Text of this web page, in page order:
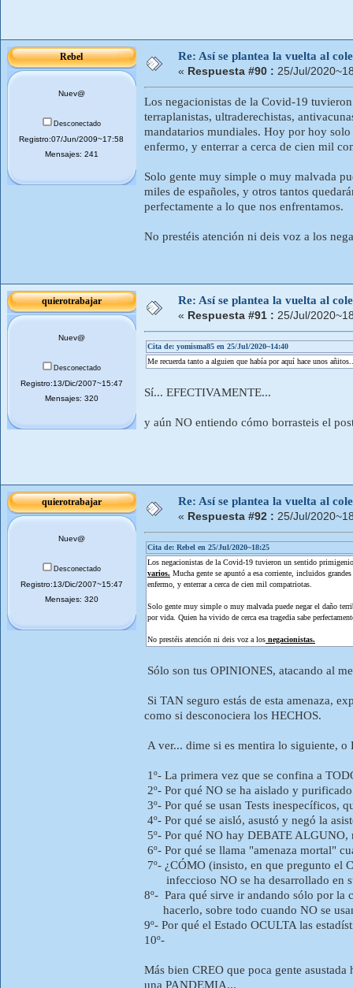
Rebel
Nuev@
Desconectado
Registro:07/Jun/2009~17:58
Mensajes: 241
Re: Así se plantea la vuelta al
« Respuesta #90 : 25/Jul/
Los negacionistas de la Covid-19
terraplanistas, ultraderechistas,
mandatarios mundiales. Hoy por hoy
enfermo, y enterrar a cerca de cien mil
Solo gente muy simple o muy malvada
miles de españoles, y otros tantos
perfectamente a lo que nos enfrentamos.
No prestéis atención ni deis voz a los
quierotrabajar
Nuev@
Desconectado
Registro:13/Dic/2007~15:47
Mensajes: 320
Re: Así se plantea la vuelta al
« Respuesta #91 : 25/Jul/
Cita de: yomisma85 en 25/Jul/2020~14:40
Me recuerda tanto a alguien que había por aquí hace unos
Sí... EFECTIVAMENTE...
y aún NO entiendo cómo borrasteis el
quierotrabajar
Nuev@
Desconectado
Registro:13/Dic/2007~15:47
Mensajes: 320
Re: Así se plantea la vuelta al
« Respuesta #92 : 25/Jul/
Cita de: Rebel en 25/Jul/2020~18:25
Los negacionistas de la Covid-19 tuvieron un sentido
varios. Mucha gente se apuntó a esa corriente, incluidos
enfermo, y enterrar a cerca de cien mil compatriotas.
Solo gente muy simple o muy malvada puede negar el daño
por vida. Quien ha vivido de cerca esa tragedia sabe
No prestéis atención ni deis voz a los negacionistas.
Sólo son tus OPINIONES, atacando al
Si TAN seguro estás de esta amenaza,
como si desconociera los HECHOS.
A ver... dime si es mentira lo siguiente,
1º- La primera vez que se confina a
2º- Por qué NO se ha aislado y
3º- Por qué se usan Tests
4º- Por qué se aisló, asustó y negó la
5º- Por qué NO hay DEBATE
6º- Por qué se llama "amenaza mortal"
7º- ¿CÓMO (insisto, en que pregunto el
infeccioso NO se ha desarrollado en
8º- Para qué sirve ir andando sólo por la
hacerlo, sobre todo cuando NO se
9º- Por qué el Estado OCULTA las
10º-
Más bien CREO que poca gente
una PANDEMIA...